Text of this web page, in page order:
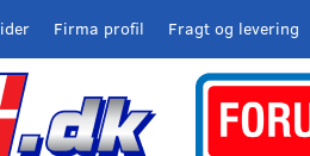
Fragt og levering
Firma profil